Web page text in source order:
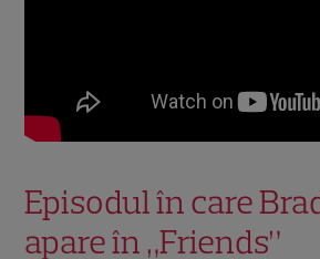
Episodul în care
apare în „Friends”